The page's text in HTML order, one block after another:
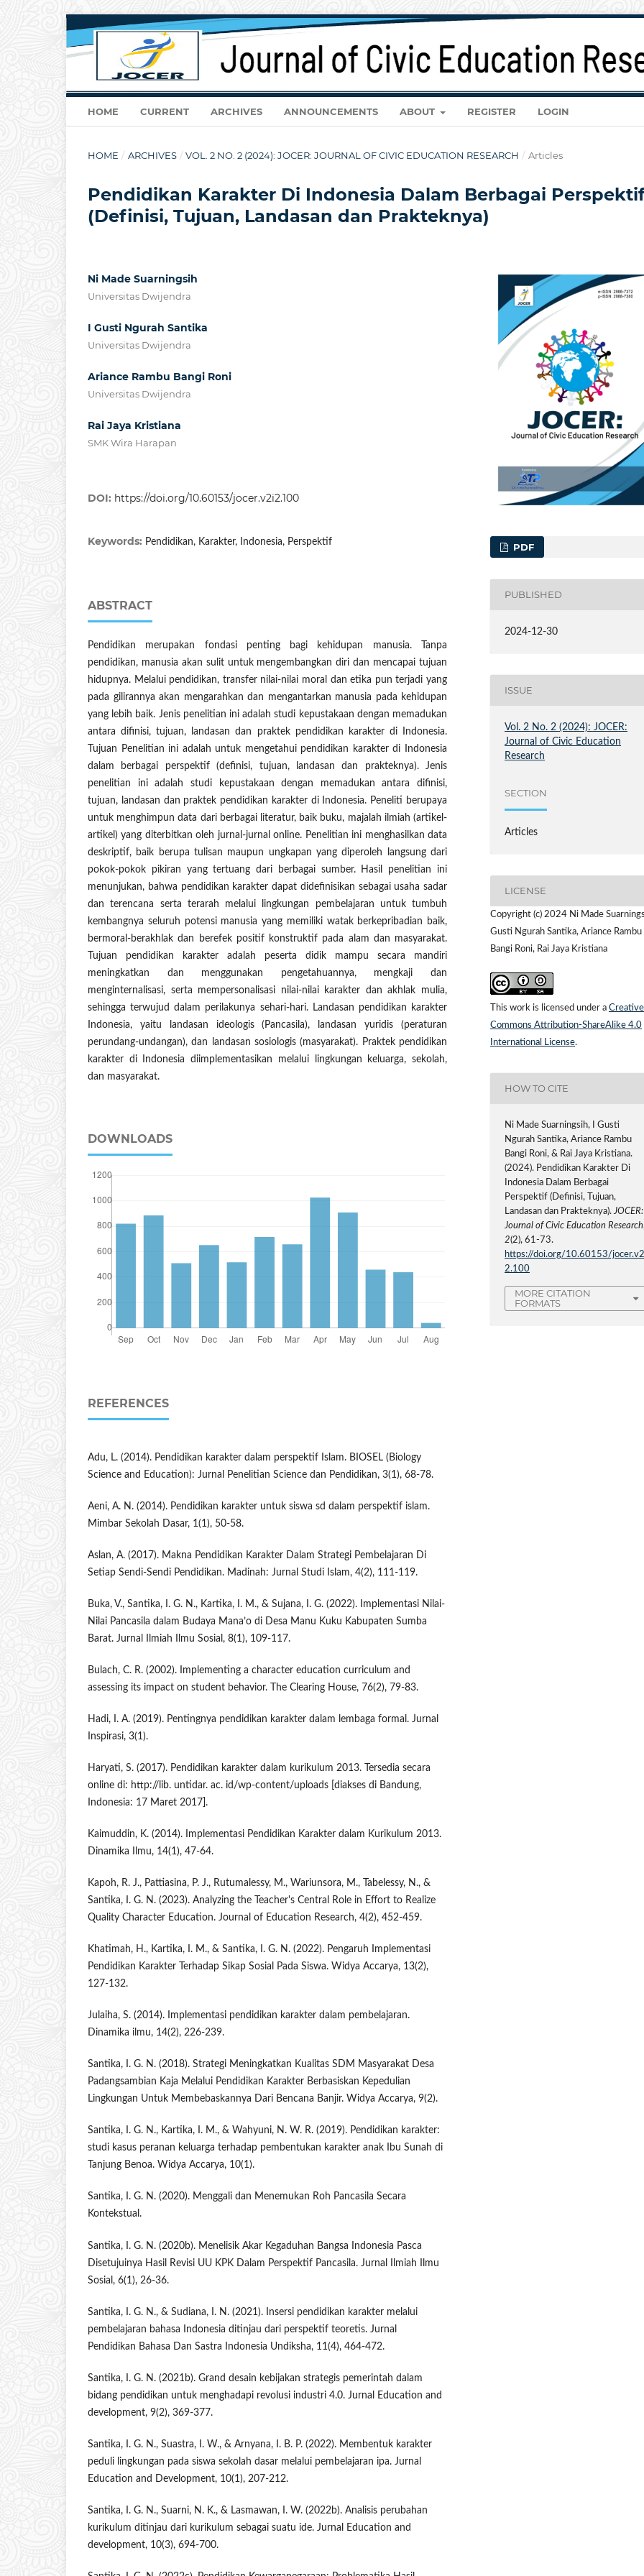
HOME CURRENT ARCHIVES ANNOUNCEMENTS ABOUT REGISTER LOGIN
HOME / ARCHIVES / VOL. 2 NO. 2 (2024): JOCER: JOURNAL OF CIVIC EDUCATION RESEARCH / Articles
Pendidikan Karakter Di Indonesia Dalam Berbagai Perspektif
(Definisi, Tujuan, Landasan dan Prakteknya)
Ni Made Suarningsih
Universitas Dwijendra
I Gusti Ngurah Santika
Universitas Dwijendra
Ariance Rambu Bangi Roni
Universitas Dwijendra
Rai Jaya Kristiana
SMK Wira Harapan
DOI: https://doi.org/10.60153/jocer.v2i2.100
Keywords: Pendidikan, Karakter, Indonesia, Perspektif
ABSTRACT
Pendidikan merupakan fondasi penting bagi kehidupan manusia. Tanpa
pendidikan, manusia akan sulit untuk mengembangkan diri dan mencapai tujuan
hidupnya. Melalui pendidikan, transfer nilai-nilai moral dan etika pun terjadi yang
pada gilirannya akan mengarahkan dan mengantarkan manusia pada kehidupan
yang lebih baik. Jenis penelitian ini adalah studi kepustakaan dengan memadukan
antara difinisi, tujuan, landasan dan praktek pendidikan karakter di Indonesia.
Tujuan Penelitian ini adalah untuk mengetahui pendidikan karakter di Indonesia
dalam berbagai perspektif (definisi, tujuan, landasan dan prakteknya). Jenis
penelitian ini adalah studi kepustakaan dengan memadukan antara difinisi,
tujuan, landasan dan praktek pendidikan karakter di Indonesia. Peneliti berupaya
untuk menghimpun data dari berbagai literatur, baik buku, majalah ilmiah (artikel-
artikel) yang diterbitkan oleh jurnal-jurnal online. Penelitian ini menghasilkan data
deskriptif, baik berupa tulisan maupun ungkapan yang diperoleh langsung dari
pokok-pokok pikiran yang tertuang dari berbagai sumber. Hasil penelitian ini
menunjukan, bahwa pendidikan karakter dapat didefinisikan sebagai usaha sadar
dan terencana serta terarah melalui lingkungan pembelajaran untuk tumbuh
kembangnya seluruh potensi manusia yang memiliki watak berkepribadian baik,
bermoral-berakhlak dan berefek positif konstruktif pada alam dan masyarakat.
Tujuan pendidikan karakter adalah peserta didik mampu secara mandiri
meningkatkan dan menggunakan pengetahuannya, mengkaji dan
menginternalisasi, serta mempersonalisasi nilai-nilai karakter dan akhlak mulia,
sehingga terwujud dalam perilakunya sehari-hari. Landasan pendidikan karakter
Indonesia, yaitu landasan ideologis (Pancasila), landasan yuridis (peraturan
perundang-undangan), dan landasan sosiologis (masyarakat). Praktek pendidikan
karakter di Indonesia diimplementasikan melalui lingkungan keluarga, sekolah,
dan masyarakat.
DOWNLOADS
REFERENCES
Adu, L. (2014). Pendidikan karakter dalam perspektif Islam. BIOSEL (Biology
Science and Education): Jurnal Penelitian Science dan Pendidikan, 3(1), 68-78.
Aeni, A. N. (2014). Pendidikan karakter untuk siswa sd dalam perspektif islam.
Mimbar Sekolah Dasar, 1(1), 50-58.
Aslan, A. (2017). Makna Pendidikan Karakter Dalam Strategi Pembelajaran Di
Setiap Sendi-Sendi Pendidikan. Madinah: Jurnal Studi Islam, 4(2), 111-119.
Buka, V., Santika, I. G. N., Kartika, I. M., & Sujana, I. G. (2022). Implementasi Nilai-
Nilai Pancasila dalam Budaya Mana’o di Desa Manu Kuku Kabupaten Sumba
Barat. Jurnal Ilmiah Ilmu Sosial, 8(1), 109-117.
Bulach, C. R. (2002). Implementing a character education curriculum and
assessing its impact on student behavior. The Clearing House, 76(2), 79-83.
Hadi, I. A. (2019). Pentingnya pendidikan karakter dalam lembaga formal. Jurnal
Inspirasi, 3(1).
Haryati, S. (2017). Pendidikan karakter dalam kurikulum 2013. Tersedia secara
online di: http://lib. untidar. ac. id/wp-content/uploads [diakses di Bandung,
Indonesia: 17 Maret 2017].
Kaimuddin, K. (2014). Implementasi Pendidikan Karakter dalam Kurikulum 2013.
Dinamika Ilmu, 14(1), 47-64.
Kapoh, R. J., Pattiasina, P. J., Rutumalessy, M., Wariunsora, M., Tabelessy, N., &
Santika, I. G. N. (2023). Analyzing the Teacher's Central Role in Effort to Realize
Quality Character Education. Journal of Education Research, 4(2), 452-459.
Khatimah, H., Kartika, I. M., & Santika, I. G. N. (2022). Pengaruh Implementasi
Pendidikan Karakter Terhadap Sikap Sosial Pada Siswa. Widya Accarya, 13(2),
127-132.
Julaiha, S. (2014). Implementasi pendidikan karakter dalam pembelajaran.
Dinamika ilmu, 14(2), 226-239.
Santika, I. G. N. (2018). Strategi Meningkatkan Kualitas SDM Masyarakat Desa
Padangsambian Kaja Melalui Pendidikan Karakter Berbasiskan Kepedulian
Lingkungan Untuk Membebaskannya Dari Bencana Banjir. Widya Accarya, 9(2).
Santika, I. G. N., Kartika, I. M., & Wahyuni, N. W. R. (2019). Pendidikan karakter:
studi kasus peranan keluarga terhadap pembentukan karakter anak Ibu Sunah di
Tanjung Benoa. Widya Accarya, 10(1).
Santika, I. G. N. (2020). Menggali dan Menemukan Roh Pancasila Secara
Kontekstual.
Santika, I. G. N. (2020b). Menelisik Akar Kegaduhan Bangsa Indonesia Pasca
Disetujuinya Hasil Revisi UU KPK Dalam Perspektif Pancasila. Jurnal Ilmiah Ilmu
Sosial, 6(1), 26-36.
Santika, I. G. N., & Sudiana, I. N. (2021). Insersi pendidikan karakter melalui
pembelajaran bahasa Indonesia ditinjau dari perspektif teoretis. Jurnal
Pendidikan Bahasa Dan Sastra Indonesia Undiksha, 11(4), 464-472.
Santika, I. G. N. (2021b). Grand desain kebijakan strategis pemerintah dalam
bidang pendidikan untuk menghadapi revolusi industri 4.0. Jurnal Education and
development, 9(2), 369-377.
Santika, I. G. N., Suastra, I. W., & Arnyana, I. B. P. (2022). Membentuk karakter
peduli lingkungan pada siswa sekolah dasar melalui pembelajaran ipa. Jurnal
Education and Development, 10(1), 207-212.
Santika, I. G. N., Suarni, N. K., & Lasmawan, I. W. (2022b). Analisis perubahan
kurikulum ditinjau dari kurikulum sebagai suatu ide. Jurnal Education and
development, 10(3), 694-700.
PDF
PUBLISHED
2024-12-30
ISSUE
Vol. 2 No. 2 (2024): JOCER:
Journal of Civic Education
Research
SECTION
Articles
LICENSE
Copyright (c) 2024 Ni Made
Gusti Ngurah Santika, Ariance Rambu
Bangi Roni, Rai Jaya Kristiana
This work is licensed under a Creative
Commons Attribution-ShareAlike 4.0
International License.
HOW TO CITE
Ni Made Suarningsih, I Gusti
Ngurah Santika, Ariance Rambu
Bangi Roni, & Rai Jaya Kristiana.
(2024). Pendidikan Karakter Di
Indonesia Dalam Berbagai
Perspektif (Definisi, Tujuan,
Landasan dan Prakteknya).JOCER:
Journal of Civic Education Research
2(2), 61-73.
https://doi.org/10.60153/
2.100
MORE CITATION
FORMATS